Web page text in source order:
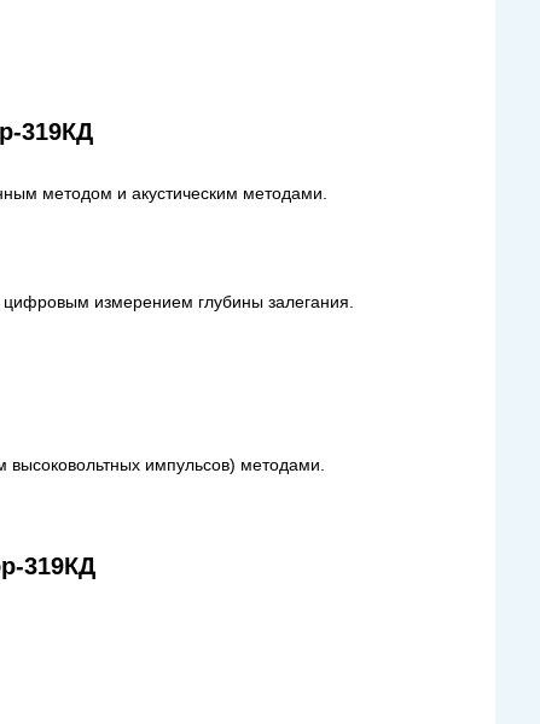
319КД
методом и акустическим методами.
измерением глубины залегания.
импульсов) методами.
319КД